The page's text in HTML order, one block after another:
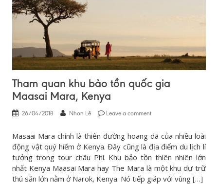
Tham quan khu bảo tồn quốc gia
Maasai Mara, Kenya
26/04/2018 Nhơn Lê Leave a comment
Masaai Mara chính là thiên đường hoang dã của nhiều loài
động vật quý hiếm ở Kenya. Đây cũng là địa điểm du lịch lí
tưởng trong tour châu Phi. Khu bảo tồn thiên nhiên lớn
nhất Kenya Maasai Mara hay The Mara là một khu dự trữ
thú săn lớn nằm ở Narok, Kenya. Nó tiếp giáp với vùng […]